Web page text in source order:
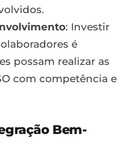
: Investir
é
possam realizar as
com competência e
Bem-